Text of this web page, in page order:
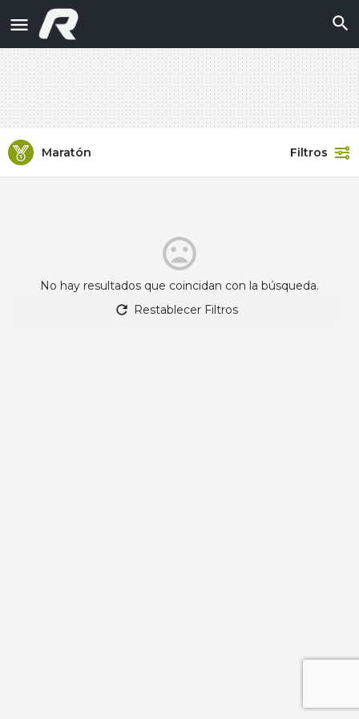
Maratón Filtros
No hay resultados que coincidan con la búsqueda.
Restablecer Filtros